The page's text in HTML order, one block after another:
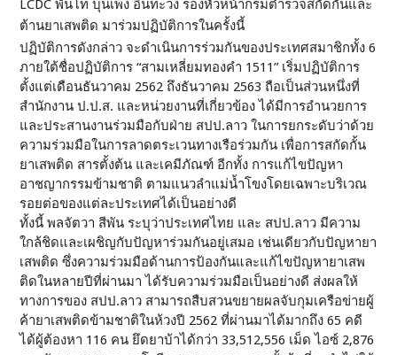
LCDC พันโท บุนเพ็ง อินทะวง รองหัวหน้ากรมตำรวจสกัดกั้นและ
ต้านยาเสพติด มาร่วมปฏิบัติการในครั้งนี้
ปฏิบัติการดังกล่าว จะดำเนินการร่วมกันของประเทศสมาชิกทั้ง 6
ภายใต้ชื่อปฏิบัติการ “สามเหลี่ยมทองคำ 1511” เริ่มปฏิบัติการ
ตั้งแต่เดือนธันวาคม 2562 ถึงธันวาคม 2563 ถือเป็นส่วนหนึ่งที่
สำนักงาน ป.ป.ส. และหน่วยงานที่เกี่ยวข้อง ได้มีการอำนวยการ
และประสานงานร่วมมือกับฝ่าย สปป.ลาว ในการยกระดับว่าด้วย
ความร่วมมือในการลาดตระเวนทางเรือร่วมกัน เพื่อการสกัดกั้น
ยาเสพติด สารตั้งต้น และเคมีภัณฑ์ อีกทั้ง การแก้ไขปัญหา
อาชญากรรมข้ามชาติ ตามแนวลำแม่น้ำโขงโดยเฉพาะบริเวณ
รอยต่อของแต่ละประเทศได้เป็นอย่างดี
ทั้งนี้ พลจัตวา สีพัน ระบุว่าประเทศไทย และ สปป.ลาว มีความ
ใกล้ชิดและเผชิญกับปัญหาร่วมกันอยู่เสมอ เช่นเดียวกับปัญหายา
เสพติด ซึ่งความร่วมมือด้านการป้องกันและแก้ไขปัญหายาเสพ
ติดในหลายปีที่ผ่านมา ได้รับความร่วมมือเป็นอย่างดี ส่งผลให้
ทางการของ สปป.ลาว สามารถสืบสวนขยายผลจับกุมเครือข่ายผู้
ค้ายาเสพติดข้ามชาติในห้วงปี 2562 ที่ผ่านมาได้มากถึง 65 คดี
ได้ผู้ต้องหา 116 คน ยึดยาบ้าได้กว่า 33,512,556 เม็ด ไอซ์ 2,876